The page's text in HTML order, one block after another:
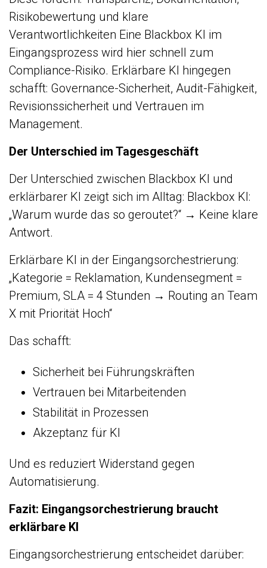
Risikobewertung und klare
Verantwortlichkeiten Eine Blackbox KI im
Eingangsprozess wird hier schnell zum
Compliance-Risiko. Erklärbare KI hingegen
schafft: Governance-Sicherheit, Audit-Fähigkeit,
Revisionssicherheit und Vertrauen im
Management.
Der Unterschied im Tagesgeschäft
Der Unterschied zwischen Blackbox KI und
erklärbarer KI zeigt sich im Alltag: Blackbox KI:
„Warum wurde das so geroutet?“ → Keine klare
Antwort.
Erklärbare KI in der Eingangsorchestrierung:
„Kategorie = Reklamation, Kundensegment =
Premium, SLA = 4 Stunden → Routing an Team
X mit Priorität Hoch“
Das schafft:
Sicherheit bei Führungskräften
Vertrauen bei Mitarbeitenden
Stabilität in Prozessen
Akzeptanz für KI
Und es reduziert Widerstand gegen
Automatisierung.
Fazit: Eingangsorchestrierung braucht
erklärbare KI
Eingangsorchestrierung entscheidet darüber: